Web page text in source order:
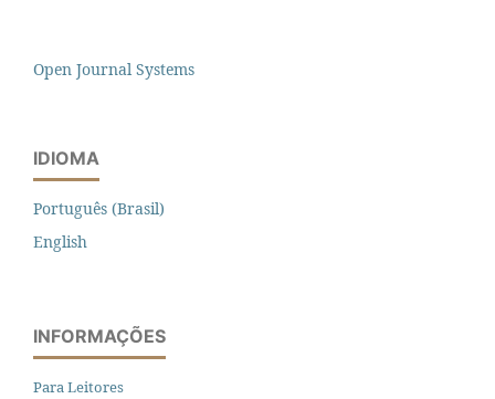
Open Journal Systems
IDIOMA
Português (Brasil)
English
INFORMAÇÕES
Para Leitores